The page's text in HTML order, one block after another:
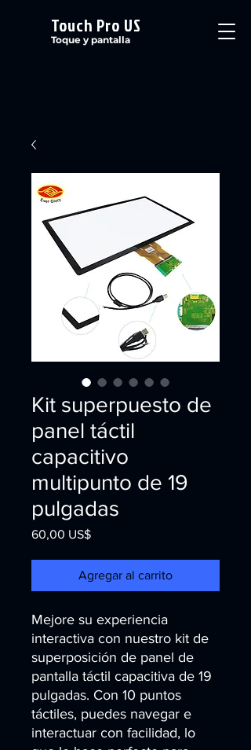
Touch Pro US
Toque y pantalla
Kit superpuesto de
panel táctil
capacitivo
multipunto de 19
pulgadas
60,00 US$Precio
Agregar al carrito
Mejore su experiencia
interactiva con nuestro kit de
superposición de panel de
pantalla táctil capacitiva de 19
pulgadas. Con 10 puntos
táctiles, puedes navegar e
interactuar con facilidad, lo